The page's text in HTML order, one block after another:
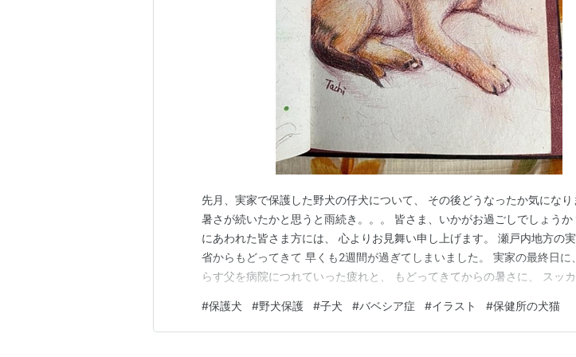
先月、実家で保護した野犬の仔犬について、 その後どうなったか気になり
暑さが続いたかと思うと雨続き。。。 皆さま、いかがお過ごしでしょう
にあわれた皆さま方には、 心よりお見舞い申し上げます。 瀬戸内地方の
省からもどってきて 早くも2週間が過ぎてしまいました。 実家の最終日に
らす父を病院につれていった疲れと、 もどってきてからの暑さに、 スッ
月、実家で野犬の仔犬を保護したお話をしました。 その時の様子はこちら↓
nekotorausagi.com 保護した…
#保護犬 #野犬保護 #子犬 #バベシア症 #イラスト #保健所の犬猫